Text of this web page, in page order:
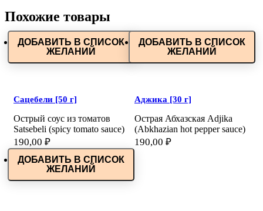
Похожие товары
ДОБАВИТЬ В СПИСОК
ЖЕЛАНИЙ
Сацебели [50 г]
Острый соус из томатов
Satsebeli (spicy tomato sauce)
190,00 ₽
ДОБАВИТЬ В СПИСОК
ЖЕЛАНИЙ
Аджика [30 г]
Острая Абхазская Adjika
(Abkhazian hot pepper sauce)
190,00 ₽
ДОБАВИТЬ В СПИСОК
ЖЕЛАНИЙ